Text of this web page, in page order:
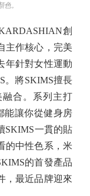
。
創
主作核心，完美
年針對女性運動
。將SKIMS擅長
合。系列主打
能讓你從健身房
SKIMS一貫的貼
的中性色系，米
的首發產品
，最近品牌迎來